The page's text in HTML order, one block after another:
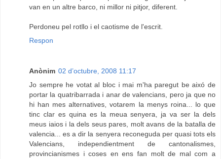
van en un altre barco, ni millor ni pitjor, diferent.
Perdoneu pel rotllo i el caotisme de l'escrit.
Respon
Anònim 02 d’octubre, 2008 11:17
Jo sempre he votat al bloc i mai m'ha paregut be aixó de
portar la quatribarrada i anar de valencians, pero ja que no
hi han mes alternatives, votarem la menys roina... lo que
tinc clar es quina es la meua senyera, ja va ser la dels
meus iaios i la dels seus pares, molt avans de la batalla de
valencia... es a dir la senyera reconeguda per quasi tots els
Valencians, independientment de cantonalismes,
provincianismes i coses en ens fan molt de mal com a